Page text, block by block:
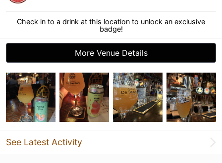
Check in to a drink at this location to unlock an exclusive
badge!
More Venue Details
See Latest Activity